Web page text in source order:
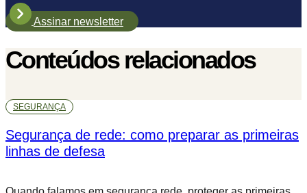
Assinar newsletter
Conteúdos relacionados
SEGURANÇA
Segurança de rede: como preparar as primeiras
linhas de defesa